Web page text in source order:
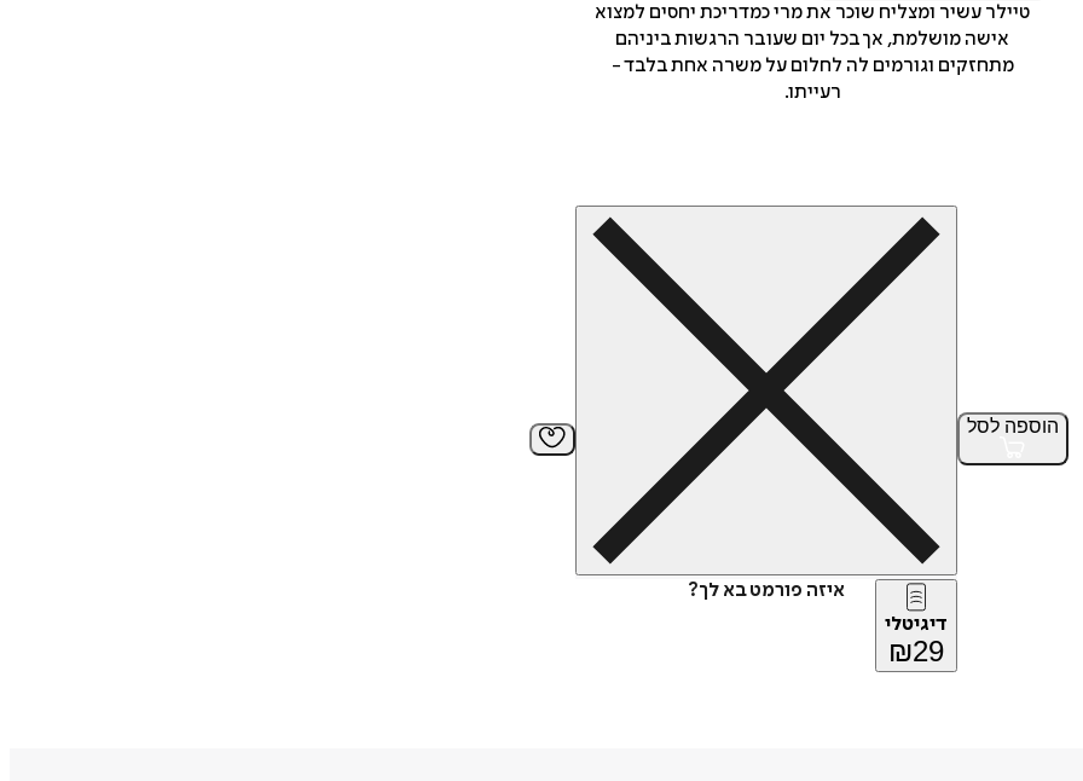
טיילר עשיר ומצליח שוכר את מרי כמדריכת יחסים למצוא
אישה מושלמת, אך בכל יום שעובר הרגשות ביניהם
מתחזקים וגורמים לה לחלום על משרה אחת בלבד -
רעייתו.
הוספה לסל
איזה פורמט בא לך?
דיגיטלי
₪29